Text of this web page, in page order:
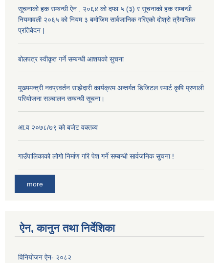
सूचनाको हक सम्बन्धी ऐन , २०६४ को दफा ५ (३) र सूचनाको हक सम्बन्धी
नियमावली २०६५ को नियम ३ बमोजिम सार्वजानिक गरिएको दोश्रो त्रैमासिक
प्रतिबेदन |
बोलपत्र स्वीकृत गर्ने सम्बन्धी आशयको सुचना
मूख्यमन्त्री नवप्रवर्तन साझेदारी कार्यक्रम अन्तर्गत डिजिटल स्मार्ट कृषि प्रणाली
परियोजना सञ्चालन सम्बन्धी सूचना।
आ.व २०७८/७९ को बजेट वक्तव्य
गाउँपालिकाको लोगो निर्माण गरि पेश गर्ने सम्बन्धी सार्वजनिक सुचना !
more
ऐन, कानुन तथा निर्देशिका
विनियोजन ऐन- २०८२